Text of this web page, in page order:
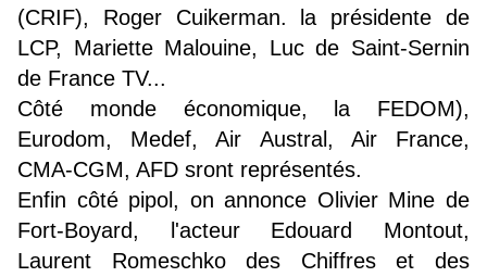
(CRIF), Roger Cuikerman. la présidente de
LCP, Mariette Malouine, Luc de Saint-Sernin
de France TV...
Côté monde économique, la FEDOM),
Eurodom, Medef, Air Austral, Air France,
CMA-CGM, AFD sront représentés.
Enfin côté pipol, on annonce Olivier Mine de
Fort-Boyard, l'acteur Edouard Montout,
Laurent Romeschko des Chiffres et des